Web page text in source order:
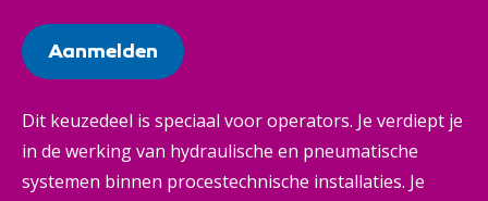
Aanmelden
Dit keuzedeel is speciaal voor operators. Je verdiept je
in de werking van hydraulische en pneumatische
systemen binnen procestechnische installaties. Je